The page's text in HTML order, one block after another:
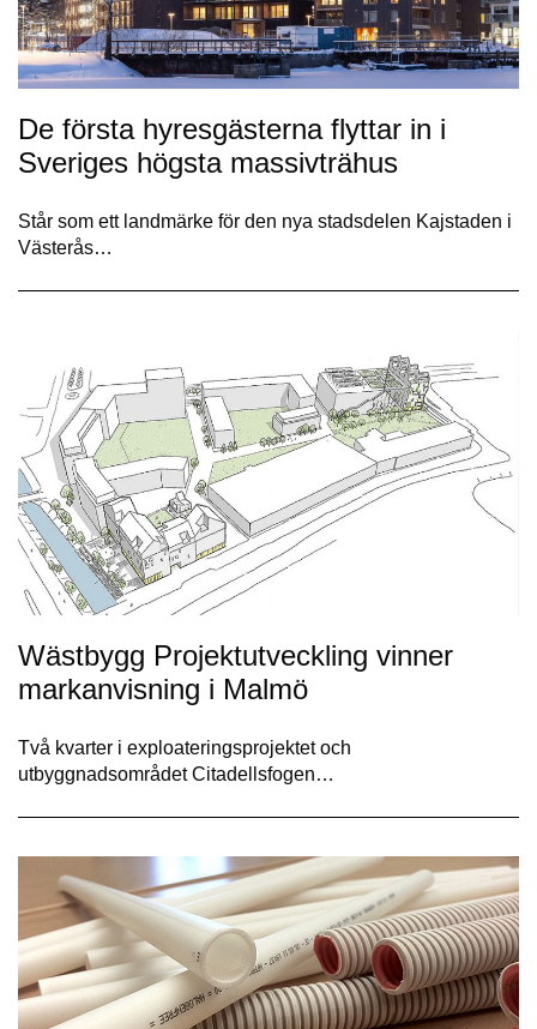
De första hyresgästerna flyttar in i
Sveriges högsta massivträhus
Står som ett landmärke för den nya stadsdelen Kajstaden i
Västerås…
Wästbygg Projektutveckling vinner
markanvisning i Malmö
Två kvarter i exploateringsprojektet och
utbyggnadsområdet Citadellsfogen…